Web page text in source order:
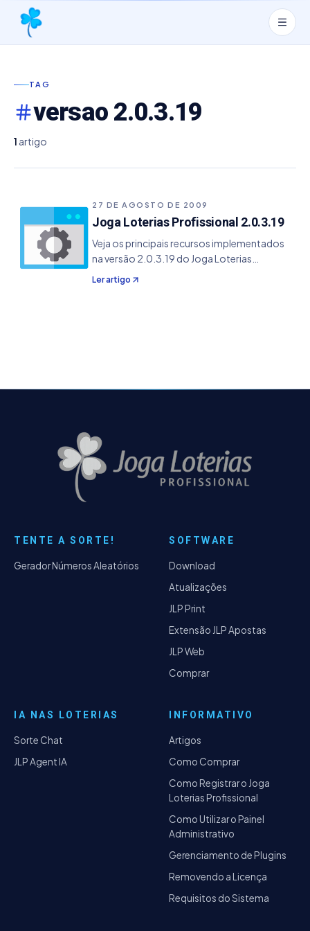
TAG
versao 2.0.3.19
1 artigo
27 DE AGOSTO DE 2009
Joga Loterias Profissional 2.0.3.19
Veja os principais recursos implementados
na versão 2.0.3.19 do Joga Loterias
Profissional. - Corrigido um erro na parte de
atualização de base de resultados, no qual
foram consertados.
Ler artigo
TENTE A SORTE!
Gerador Números Aleatórios
SOFTWARE
Download
Atualizações
JLP Print
Extensão JLP Apostas
JLP Web
Comprar
IA NAS LOTERIAS
Sorte Chat
JLP Agent IA
INFORMATIVO
Artigos
Como Comprar
Como Registrar o Joga
Loterias Profissional
Como Utilizar o Painel
Administrativo
Gerenciamento de Plugins
Removendo a Licença
Requisitos do Sistema